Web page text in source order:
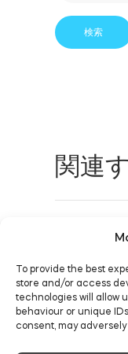
To provide the best
store and/or access
technologies will allow
behaviour or unique
consent, may
関連
スマー
アセン
続きを読む